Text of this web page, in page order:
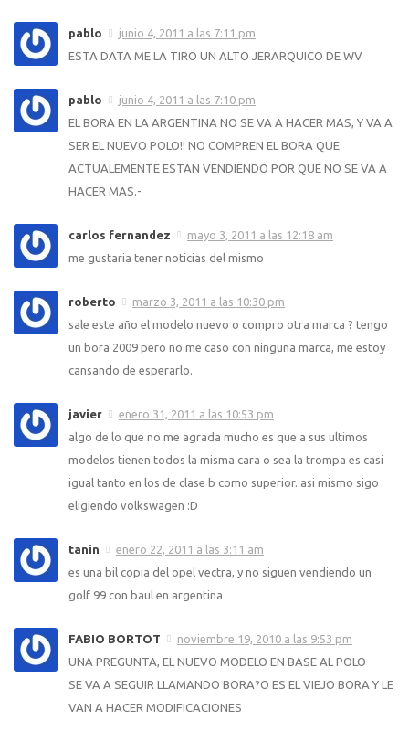
pablo
junio 4, 2011 a las 7:11 pm
ESTA DATA ME LA TIRO UN ALTO JERARQUICO DE WV
pablo
junio 4, 2011 a las 7:10 pm
EL BORA EN LA ARGENTINA NO SE VA A HACER MAS, Y VA A
SER EL NUEVO POLO!! NO COMPREN EL BORA QUE
ACTUALEMENTE ESTAN VENDIENDO POR QUE NO SE VA A
HACER MAS.-
carlos fernandez
mayo 3, 2011 a las 12:18 am
me gustaria tener noticias del mismo
roberto
marzo 3, 2011 a las 10:30 pm
sale este año el modelo nuevo o compro otra marca ? tengo
un bora 2009 pero no me caso con ninguna marca, me estoy
cansando de esperarlo.
javier
enero 31, 2011 a las 10:53 pm
algo de lo que no me agrada mucho es que a sus ultimos
modelos tienen todos la misma cara o sea la trompa es casi
igual tanto en los de clase b como superior. asi mismo sigo
eligiendo volkswagen :D
tanin
enero 22, 2011 a las 3:11 am
es una bil copia del opel vectra, y no siguen vendiendo un
golf 99 con baul en argentina
FABIO BORTOT
noviembre 19, 2010 a las 9:53 pm
UNA PREGUNTA, EL NUEVO MODELO EN BASE AL POLO
SE VA A SEGUIR LLAMANDO BORA?O ES EL VIEJO BORA Y LE
VAN A HACER MODIFICACIONES